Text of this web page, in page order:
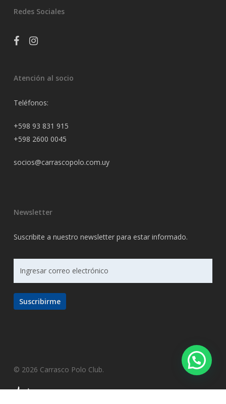
Redes Sociales
facebookinstagram
Atención al socio
Teléfonos:
+598 93 831 915
+598 2600 0045
socios@carrascopolo.com.uy
Newsletter
Suscribite a nuestro newsletter para estar informado.
© 2026 Carrasco Polo Club.